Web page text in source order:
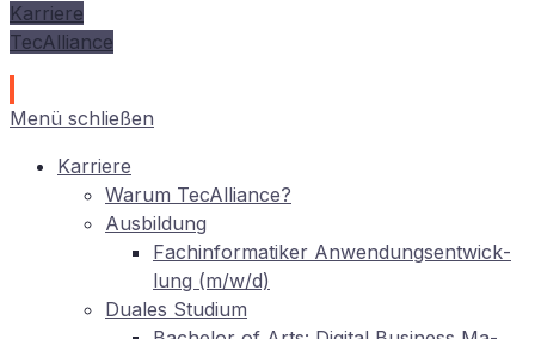
Karriere
TecAlliance
Menü schließen
Kar­rie­re
War­um TecAlliance?
Aus­bil­dung
Fach­in­for­ma­ti­ker An­wen­dungs­ent­wick­
lung (m/w/d)
Dua­les Studium